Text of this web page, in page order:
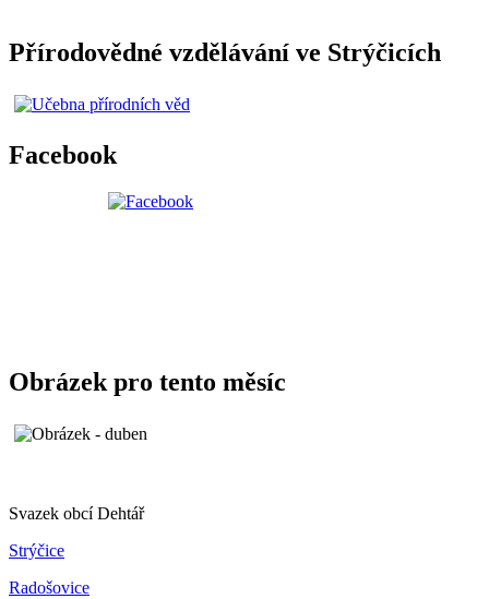
Přírodovědné vzdělávání ve Strýčicích
Facebook
Obrázek pro tento měsíc
Svazek obcí Dehtář
Strýčice
Radošovice